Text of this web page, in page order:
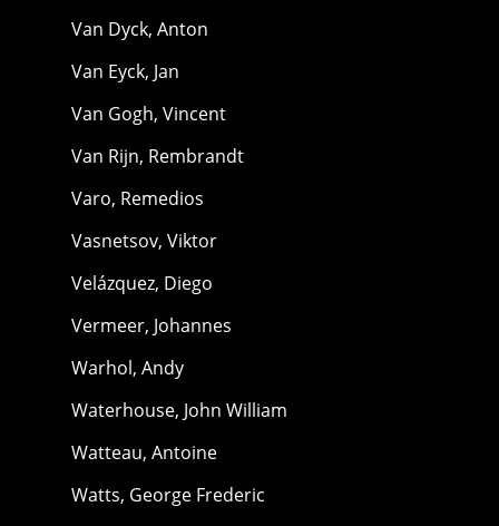
Van Dyck, Anton
Van Eyck, Jan
Van Gogh, Vincent
Van Rijn, Rembrandt
Varo, Remedios
Vasnetsov, Viktor
Velázquez, Diego
Vermeer, Johannes
Warhol, Andy
Waterhouse, John William
Watteau, Antoine
Watts, George Frederic